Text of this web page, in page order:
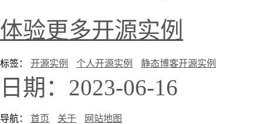
体验更多开源实例
标签： 开源实例 个人开源实例 静态博客开源实例
日期：2023-06-16
导航： 首页 关于
网站地图